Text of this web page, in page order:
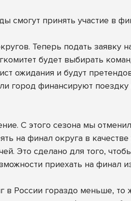
принять участие в
Теперь подать заявку
будет выбирать
ожидания и будут
город финансируют
С этого сезона мы
на финал округа в
Это сделано для того,
приехать на финал
в России гораздо меньше,